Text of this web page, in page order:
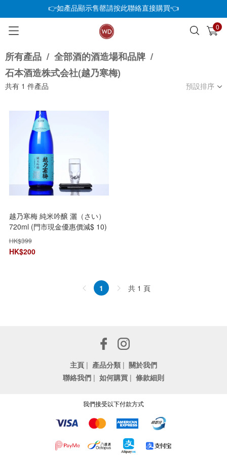
👉如產品顯示售罄請按此聯絡直接購買👈
0
已加入購物車 查看
所有產品 / 全部酒的酒造場和品牌 /
石本酒造株式会社(越乃寒梅)
共有 1 件產品 預設排序
越乃寒梅 純米吟醸 灑（さい）
720ml (門市現金優惠價減$ 10)
HK$399
HK$200
1 共 1 頁
主頁 | 產品分類 | 關於我們
聯絡我們 | 如何購買 | 條款細則
我們接受以下付款方式